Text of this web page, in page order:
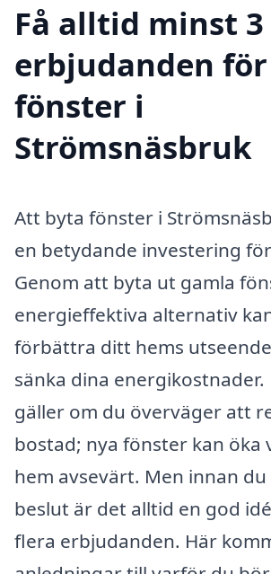
Få alltid minst 3
erbjudanden
fönster i
Strömsnäsbruk
Att byta fönster i
en betydande investering
Genom att byta ut gamla
energieffektiva alternativ
förbättra ditt hems
sänka dina energikostnader.
gäller om du överväger att
bostad; nya fönster kan öka
hem avsevärt. Men innan
beslut är det alltid en god
flera erbjudanden. Här